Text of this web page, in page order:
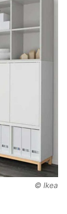
© Ikea